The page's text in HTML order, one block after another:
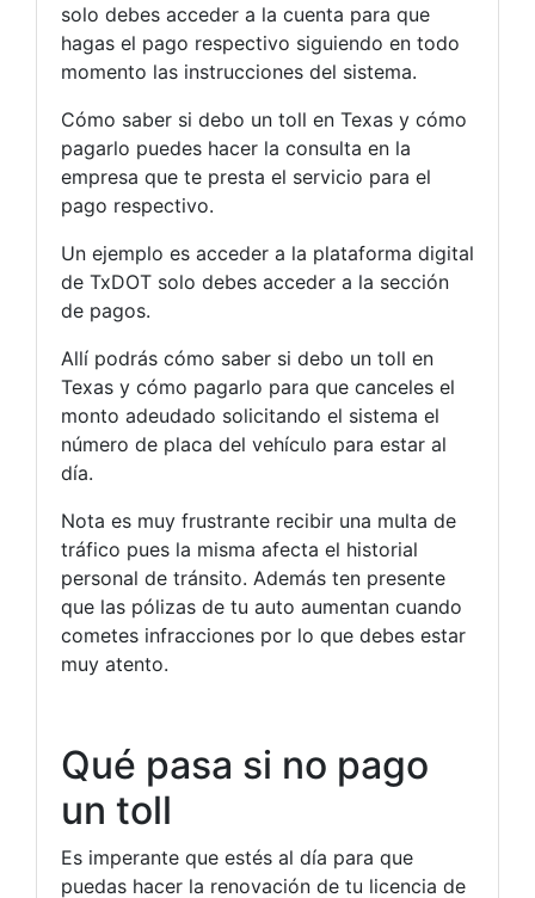
solo debes acceder a la cuenta para que
hagas el pago respectivo siguiendo en todo
momento las instrucciones del sistema.
Cómo saber si debo un toll en Texas y cómo
pagarlo puedes hacer la consulta en la
empresa que te presta el servicio para el
pago respectivo.
Un ejemplo es acceder a la plataforma digital
de TxDOT solo debes acceder a la sección
de pagos.
Allí podrás cómo saber si debo un toll en
Texas y cómo pagarlo para que canceles el
monto adeudado solicitando el sistema el
número de placa del vehículo para estar al
día.
Nota es muy frustrante recibir una multa de
tráfico pues la misma afecta el historial
personal de tránsito. Además ten presente
que las pólizas de tu auto aumentan cuando
cometes infracciones por lo que debes estar
muy atento.
Qué pasa si no pago
un toll
Es imperante que estés al día para que
puedas hacer la renovación de tu licencia de